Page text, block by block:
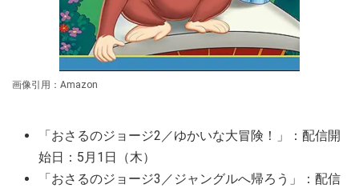
画像引用：Amazon
「おさるのジョージ2／ゆかいな大冒険！」：配信開
始日：5月1日（木）
「おさるのジョージ3／ジャングルへ帰ろう」：配信